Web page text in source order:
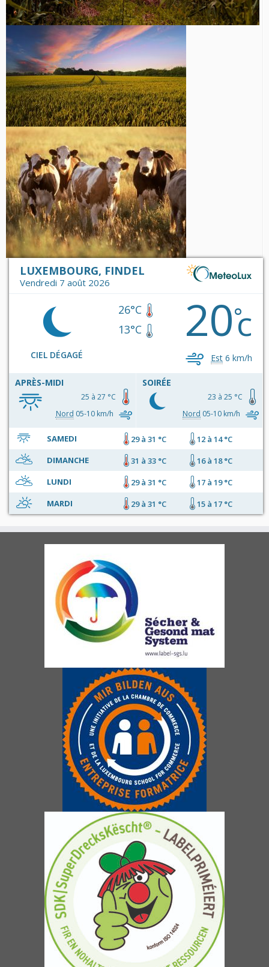
LUXEMBOURG, FINDEL
Vendredi 7 août 2026
CIEL DÉGAGÉ
26°C
13°C
20°c
Est 6 km/h
APRÈS-MIDI
25 à 27 °C
Nord 05-10 km/h
SOIRÉE
23 à 25 °C
Nord 05-10 km/h
SAMEDI 29 à 31 °C
12 à 14 °C
DIMANCHE
31 à 33 °C
16 à 18 °C
LUNDI
29 à 31 °C
17 à 19 °C
MARDI
29 à 31 °C 15 à 17 °C